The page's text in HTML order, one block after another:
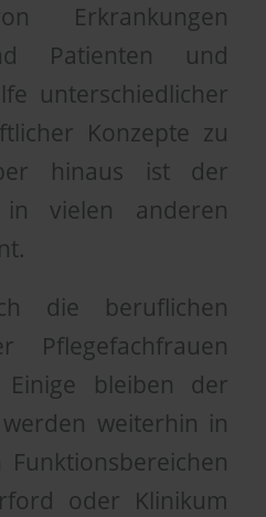
Erkrankungen
Patienten und
unterschiedlicher
Konzepte zu
hinaus ist der
in vielen anderen
die beruflichen
Pflegefachfrauen
Einige bleiben der
weiterhin in
Funktionsbereichen
oder Klinikum